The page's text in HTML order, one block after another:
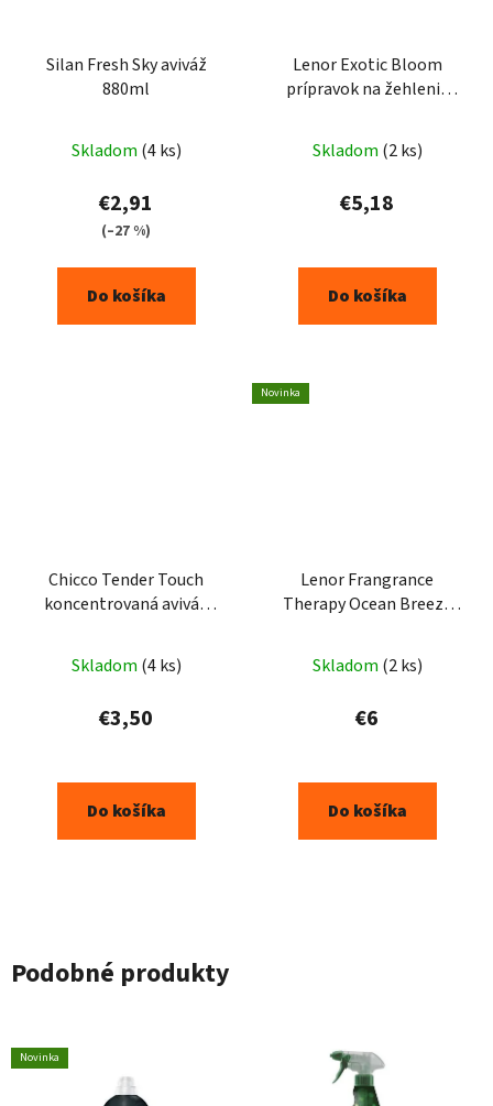
Silan Fresh Sky aviváž
880ml
Skladom (4 ks)
€2,91
(–27 %)
Do košíka
Lenor Exotic Bloom
prípravok na žehlenie
Skladom (2 ks)
€5,18
Do košíka
Chicco Tender Touch
koncentrovaná aviváž
Skladom (4 ks)
€3,50
Do košíka
Novinka
Lenor Frangrance
Therapy Ocean Breeze
Skladom (2 ks)
€6
Do košíka
Podobné produkty
Novinka